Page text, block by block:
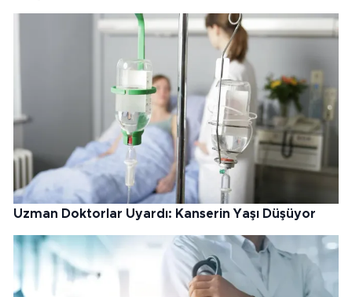
Uzman Doktorlar Uyardı: Kanserin Yaşı Düşüyor